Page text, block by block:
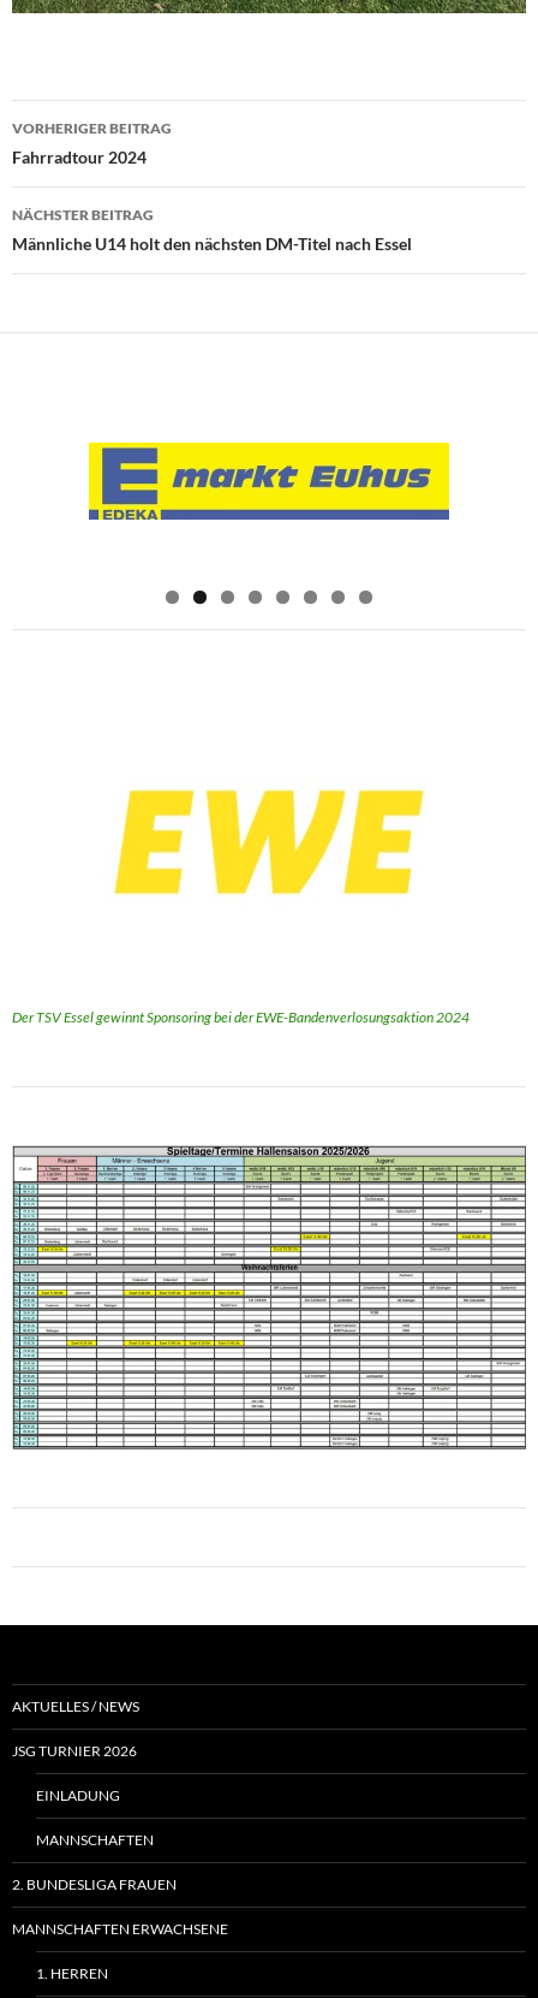
Beitragsnavigation
VORHERIGER BEITRAG
Fahrradtour 2024
NÄCHSTER BEITRAG
Männliche U14 holt den nächsten DM-Titel nach Essel
Der TSV Essel gewinnt Sponsoring bei der EWE-Bandenverlosungsaktion 2024
AKTUELLES / NEWS
JSG TURNIER 2026
EINLADUNG
MANNSCHAFTEN
2. BUNDESLIGA FRAUEN
MANNSCHAFTEN ERWACHSENE
1. HERREN